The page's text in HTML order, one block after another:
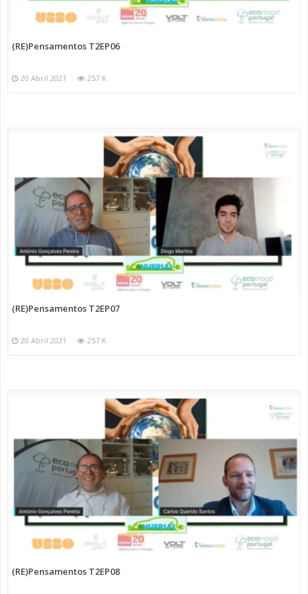
(RE)Pensamentos T2EP06
20 Abril 2021 257 K
(RE)Pensamentos T2EP07
20 Abril 2021 257 K
(RE)Pensamentos T2EP08